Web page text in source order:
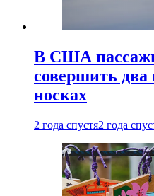
В США
совершить два
носках
2 года спустя2 года